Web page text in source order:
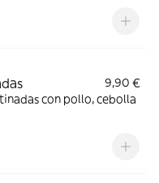
9,90 €
con pollo, cebolla